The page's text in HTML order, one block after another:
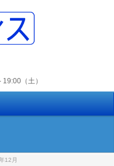
（土）
12月